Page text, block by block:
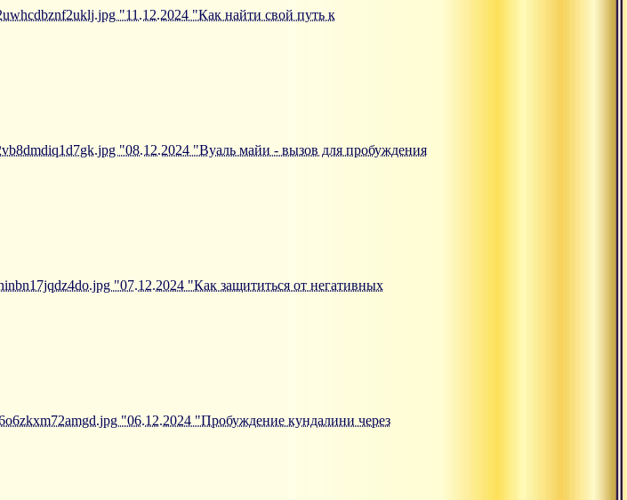
"11.12.2024 "Как найти свой путь к
"08.12.2024 "Вуаль майи - вызов для пробуждения
"07.12.2024 "Как защититься от негативных
"06.12.2024 "Пробуждение кундалини через